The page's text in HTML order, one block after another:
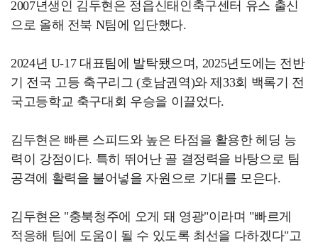
2007년생인 김두현은 정읍신태인축구센터 유스 출신
으로 올해 전북 N팀에 입단했다.
2024년 U-17 대표팀에 발탁됐으며, 2025년도에는 전반
기 전국 고등 축구리그 (호남권역)와 제33회 백록기 전
국고등학교 축구대회 우승을 이끌었다.
김두현은 빠른 스피드와 높은 타점을 활용한 헤딩 능
력이 강점이다. 특히 뛰어난 골 결정력을 바탕으로 팀
공격에 활력을 불어넣을 자원으로 기대를 모은다.
김두현은 "충북청주에 오게 돼 영광"이라며 "빠르게
적응해 팀에 도움이 될 수 있도록 최선을 다하겠다"고